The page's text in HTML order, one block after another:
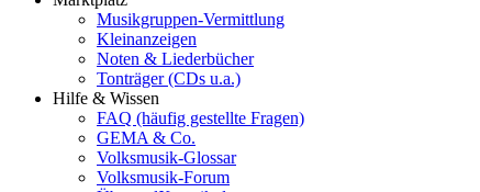
Musikgruppen-Vermittlung
Kleinanzeigen
Noten & Liederbücher
Tonträger (CDs u.a.)
Hilfe & Wissen
FAQ (häufig gestellte Fragen)
GEMA & Co.
Volksmusik-Glossar
Volksmusik-Forum